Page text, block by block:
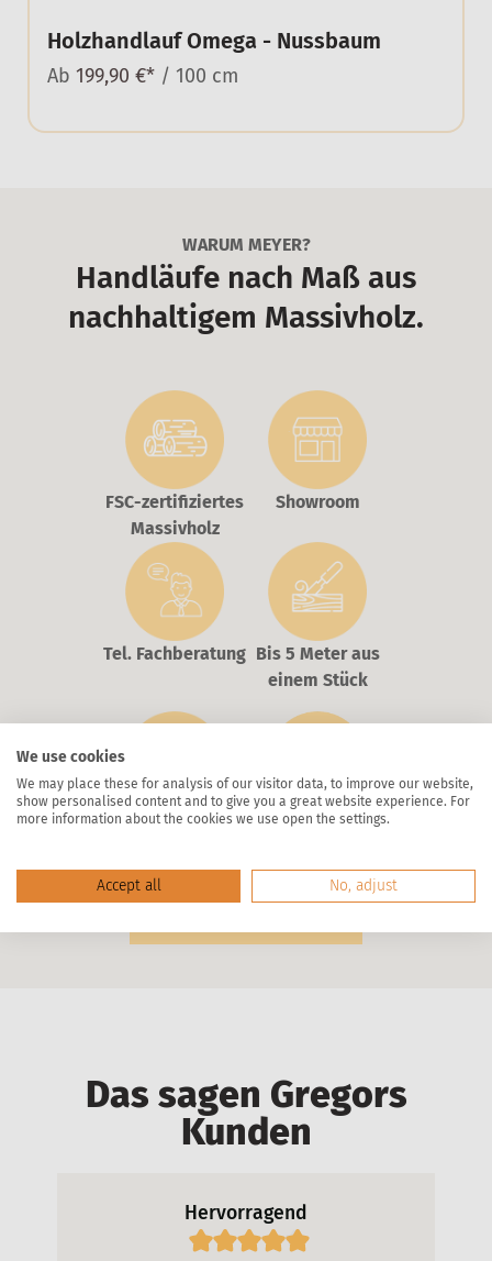
Holzhandlauf Omega - Nussbaum
Ab 199,90 €* / 100 cm
WARUM MEYER?
Handläufe nach Maß aus
nachhaltigem Massivholz.
FSC-zertifiziertes
Massivholz
Showroom
Tel. Fachberatung Bis 5 Meter aus
einem Stück
Made in Germany Maßanfertigung
Das sagen Gregors
Kunden
Hervorragend
We use cookies
We may place these for analysis of our visitor data, to improve our website,
show personalised content and to give you a great website experience. For
more information about the cookies we use open the settings.
Accept all No, adjust